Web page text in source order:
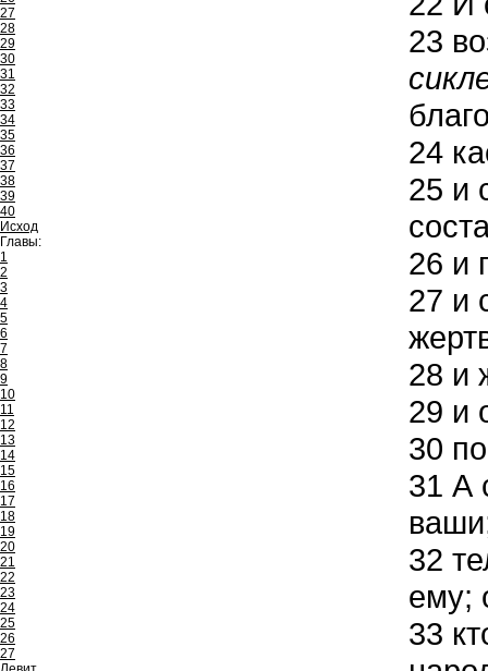
27
28
29
30
31
32
33
34
35
36
37
38
39
40
Исход
Главы:
1
2
3
4
5
6
7
8
9
10
11
12
13
14
15
16
17
18
19
20
21
22
23
24
25
26
27
23
24
25 и
26 и
27 и
28 и
29 и
30
31 А
32
ему;
33